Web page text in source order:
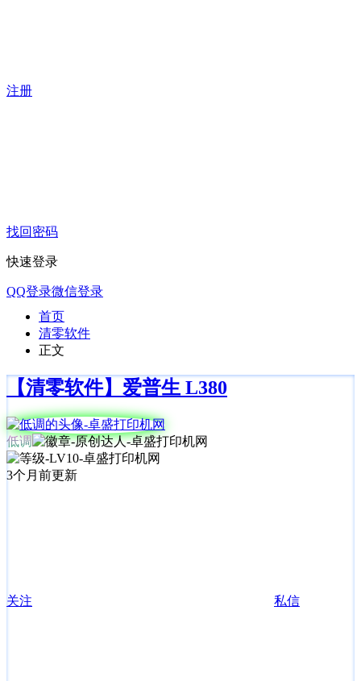
注册
找回密码
快速登录
QQ登录微信登录
首页
清零软件
正文
【清零软件】爱普生 L380
低调
3个月前更新
关注 私信